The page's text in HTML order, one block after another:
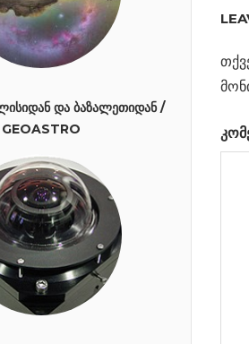
Next
როგორ
ᲓᲐ ᲑᲐᲖᲐᲚᲔᲗᲘᲓᲐᲜ /
GEOASTRO